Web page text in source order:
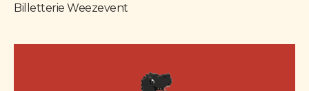
Billetterie Weezevent